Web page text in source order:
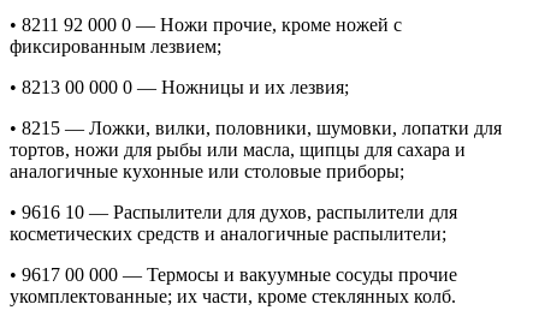
• 8211 92 000 0 — Ножи прочие, кроме ножей с
фиксированным лезвием;
• 8213 00 000 0 — Ножницы и их лезвия;
• 8215 — Ложки, вилки, половники, шумовки, лопатки для
тортов, ножи для рыбы или масла, щипцы для сахара и
аналогичные кухонные или столовые приборы;
• 9616 10 — Распылители для духов, распылители для
косметических средств и аналогичные распылители;
• 9617 00 000 — Термосы и вакуумные сосуды прочие
укомплектованные; их части, кроме стеклянных колб.